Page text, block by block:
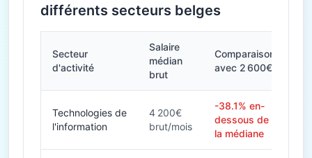
différents secteurs belges
Secteur
d'activité
Salaire
médian
brut
Comparaison
avec 2 600€
Technologies de
l'information
4 200€
brut/mois
-38.1% en-
dessous de
la médiane